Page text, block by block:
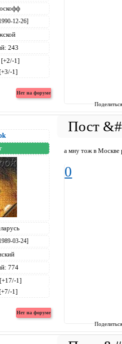
12-26]
243
[+2/-1]
[+3/-1]
03-24]
774
[+17/-1]
[+7/-1]
а мну тож в Москве
0